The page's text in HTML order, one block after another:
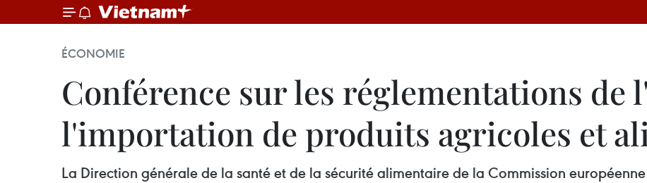
ÉCONOMIE
Conférence sur les réglementations de
l'importation de produits agricoles et
La Direction générale de la santé et de la sécurité alimentaire de la Commission